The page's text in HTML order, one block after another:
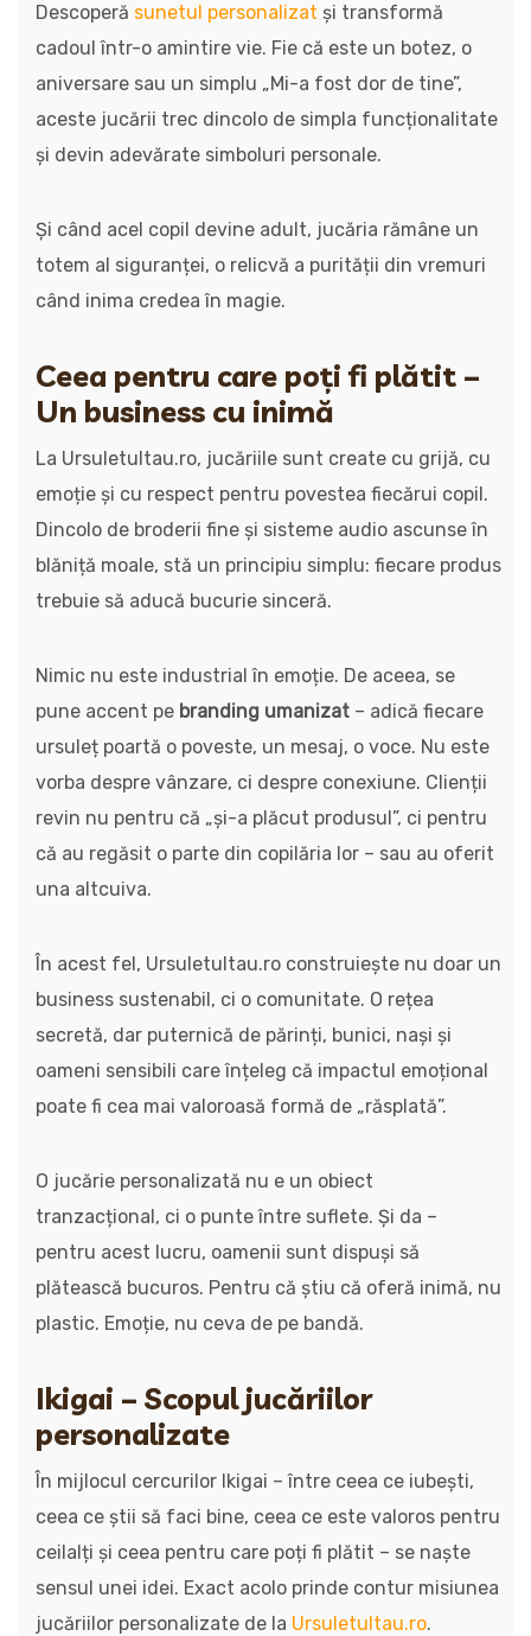
Descoperă sunetul personalizat și transformă
cadoul într-o amintire vie. Fie că este un botez, o
aniversare sau un simplu „Mi-a fost dor de tine”,
aceste jucării trec dincolo de simpla funcționalitate
și devin adevărate simboluri personale.
Și când acel copil devine adult, jucăria rămâne un
totem al siguranței, o relicvă a purității din vremuri
când inima credea în magie.
Ceea pentru care poți fi plătit –
Un business cu inimă
La Ursuletultau.ro, jucăriile sunt create cu grijă, cu
emoție și cu respect pentru povestea fiecărui copil.
Dincolo de broderii fine și sisteme audio ascunse în
blăniță moale, stă un principiu simplu: fiecare produs
trebuie să aducă bucurie sinceră.
Nimic nu este industrial în emoție. De aceea, se
pune accent pe branding umanizat – adică fiecare
ursuleț poartă o poveste, un mesaj, o voce. Nu este
vorba despre vânzare, ci despre conexiune. Clienții
revin nu pentru că „și-a plăcut produsul”, ci pentru
că au regăsit o parte din copilăria lor – sau au oferit
una altcuiva.
În acest fel, Ursuletultau.ro construiește nu doar un
business sustenabil, ci o comunitate. O rețea
secretă, dar puternică de părinți, bunici, nași și
oameni sensibili care înțeleg că impactul emoțional
poate fi cea mai valoroasă formă de „răsplată”.
O jucărie personalizată nu e un obiect
tranzacțional, ci o punte între suflete. Și da –
pentru acest lucru, oamenii sunt dispuși să
plătească bucuros. Pentru că știu că oferă inimă, nu
plastic. Emoție, nu ceva de pe bandă.
Ikigai – Scopul jucăriilor
personalizate
În mijlocul cercurilor Ikigai – între ceea ce iubești,
ceea ce știi să faci bine, ceea ce este valoros pentru
ceilalți și ceea pentru care poți fi plătit – se naște
sensul unei idei. Exact acolo prinde contur misiunea
jucăriilor personalizate de la Ursuletultau.ro.